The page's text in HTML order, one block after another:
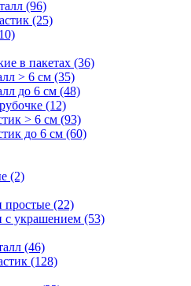
(96)
(25)
в пакетах (36)
> 6 см (35)
до 6 см (48)
(12)
> 6 см (93)
до 6 см (60)
(2)
(22)
украшением (53)
(46)
(128)